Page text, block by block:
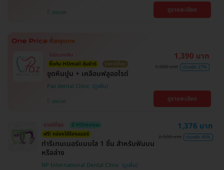
ประเวศ ดูรายละเอียด
ไม่มีบวกเพิ่ม
ซื้อกับ HDmall คุ้มชัวร์
ราคาดีที่สุด
ขูดหินปูน + เคลือบฟลูออไรด์
Paz dental Clinic
ประเวศ
1,390 บาท
1,900 บาท ประหยัด 27%
ดูรายละเอียด
ขายดีที่สุด
มี HDreview
ฟรี! กล่องใส่รีเทนเนอร์
ทำรีเทนเนอร์แบบใส 1 ชิ้น สำหรับฟันบน
หรือล่าง
NP International Dental Clinic
1,376 บาท
2,500 บาท ประหยัด 45%